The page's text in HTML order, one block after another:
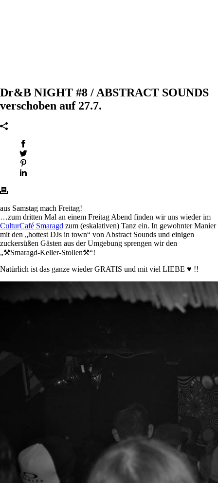
Dr&B NIGHT #8 / ABSTRACT SOUNDS
verschoben auf 27.7.
aus Samstag mach Freitag!
…zum dritten Mal an einem Freitag Abend finden wir uns wieder im
CulturCafé Smaragd zum (eskalativen) Tanz ein. In gewohnter Manier
mit den „hottest DJs in town“ von Abstract Sounds und einigen
zuckersüßen Gästen aus der Umgebung sprengen wir den
„⚒Smaragd-Keller-Stollen⚒“!
Natürlich ist das ganze wieder GRATIS und mit viel LIEBE ♥ !!